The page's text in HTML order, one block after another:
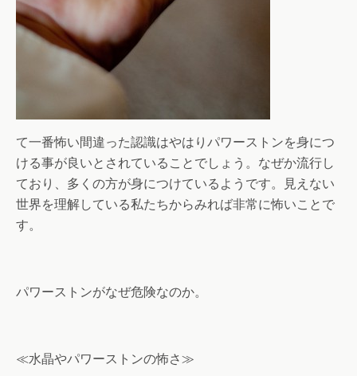
て一番怖い間違った認識はやはりパワーストンを身につ
ける事が良いとされていることでしょう。なぜか流行し
ており、多くの方が身につけているようです。見えない
世界を理解している私たちからみれば非常に怖いことで
す。
パワーストンがなぜ危険なのか。
≪水晶やパワーストンの怖さ≫